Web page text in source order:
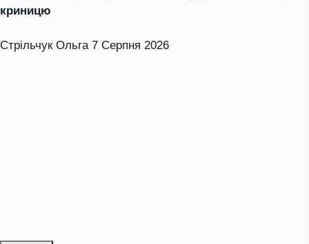
криницю
Стрільчук Ольга 7 Серпня 2026